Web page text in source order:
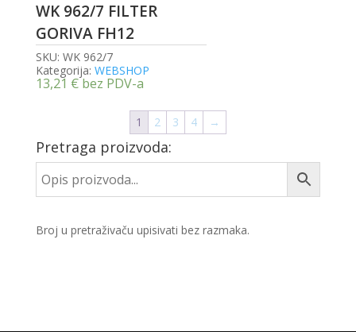
WK 962/7 FILTER
GORIVA FH12
SKU: WK 962/7
Kategorija: WEBSHOP
13,21 €bez PDV-a
1 2 3 4 →
Pretraga proizvoda:
Broj u pretraživaču upisivati bez razmaka.